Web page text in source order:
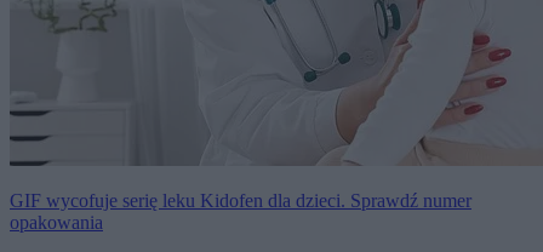
GIF wycofuje serię leku Kidofen dla dzieci. Sprawdź numer
opakowania